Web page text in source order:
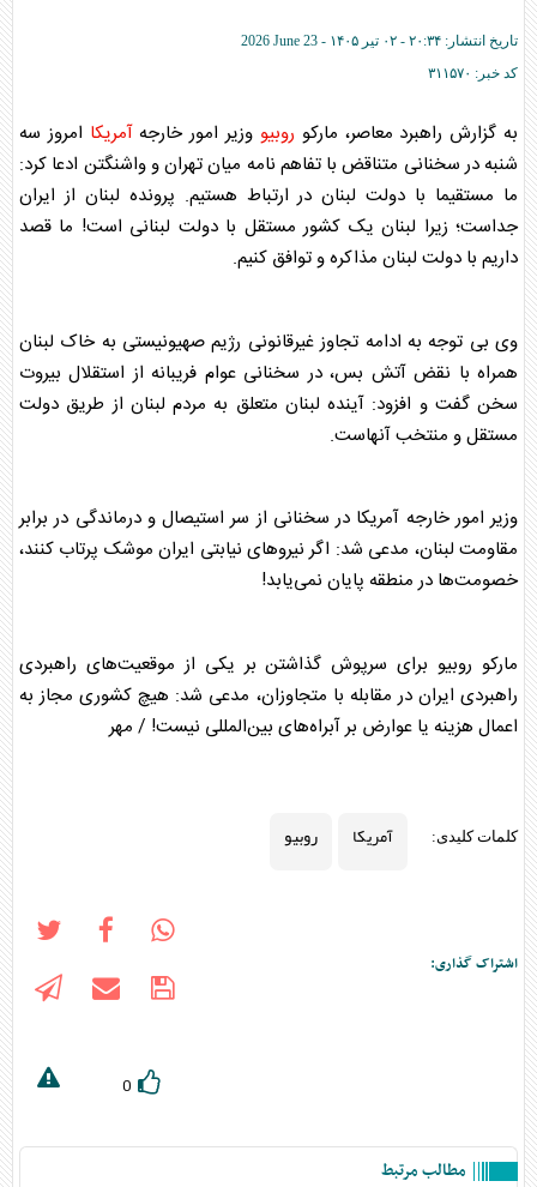
تاریخ انتشار: ۲۰:۳۴ - ۰۲ تير ۱۴۰۵ -
2026 June 23
کد خبر: ۳۱۱۵۷۰
به گزارش راهبرد معاصر، مارکو روبیو وزیر امور خارجهآمریکا امروز سه
شنبه در سخنانی متناقض با تفاهم نامه میان تهران و واشنگتن ادعا کرد:
ما مستقیما با دولت لبنان در ارتباط هستیم. پرونده لبنان از ایران
جداست؛ زیرا لبنان یک کشور مستقل با دولت لبنانی است! ما قصد
داریم با دولت لبنان مذاکره و توافق کنیم.
وی بی توجه به ادامه تجاوز غیرقانونی رژیم صهیونیستی به خاک لبنان
همراه با نقض آتش بس، در سخنانی عوام فریبانه از استقلال بیروت
سخن گفت و افزود: آینده لبنان متعلق به مردم لبنان از طریق دولت
مستقل و منتخب آنهاست.
وزیر امور خارجه آمریکا در سخنانی از سر استیصال و درماندگی در برابر
مقاومت لبنان، مدعی شد: اگر نیرو‌های نیابتی ایران موشک پرتاب کنند،
خصومت‌ها در منطقه پایان نمی‌یابد!
مارکو روبیو برای سرپوش گذاشتن بر یکی از موقعیت‌های راهبردی
راهبردی ایران در مقابله با متجاوزان، مدعی شد: هیچ کشوری مجاز به
اعمال هزینه یا عوارض بر آبراه‌های بین‌المللی نیست! / مهر
کلمات کلیدی: آمریکا روبیو
اشتراک گذاری:
0
مطالب مرتبط